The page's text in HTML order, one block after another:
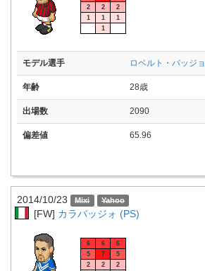
2
2
2
1
1
1
1
モデル選手 ロベルト・バッジョ
年齢 28歳
出場数 2090
偏差値 65.96
2014/10/23
[FW] カラバッジォ (PS)
6 6
6
5
7
5
2
2
2